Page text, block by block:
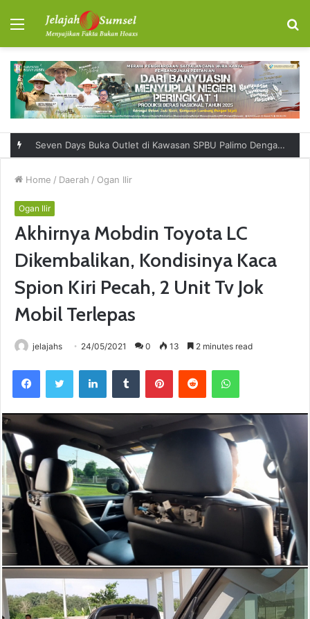
Menu
RSUD Talang Ubi Permudah Masyarakat Sampaikan Keluhan Lewat Kanal Pengaduan Resmi
Home / Daerah / Ogan Ilir
Ogan Ilir
Akhirnya Mobdin Toyota LC
Dikembalikan, Kondisinya Kaca
Spion Kiri Pecah, 2 Unit Tv Jok
Mobil Terlepas
jelajahs 24/05/2021 0 13 2 minutes read